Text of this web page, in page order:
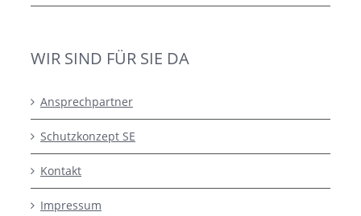
WIR SIND FÜR SIE DA
Ansprechpartner
Schutzkonzept SE
Kontakt
Impressum